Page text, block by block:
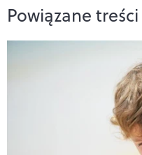
Powiązane treści